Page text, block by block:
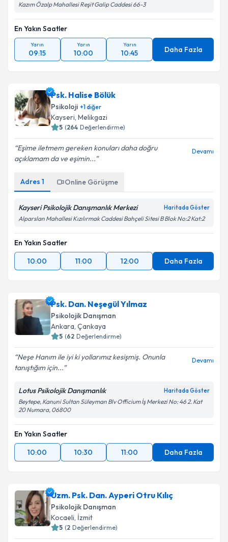
Kazım Özalp Mahallesi Reşit Galip Caddesi 66-3
En Yakın Saatler
Yarın
09:15
Yarın
10:00
Yarın
10:45 Daha Fazla
Psk. Halise Bölük
Psikoloji +1diğer
Kayseri, Melikgazi
5 (264 Değerlendirme)
Eşime iletmem gereken konuları daha doğru
açıklamam da ve eşimin...
Devamı
Adres 1 Online Görüşme
Kayseri Psikolojik Danışmanlık Merkezi Haritada Göster
Alparslan Mahallesi Kızılırmak Caddesi Bahçeli Sitesi B Blok No:2 Kat:2
En Yakın Saatler
10:00
11:00 12:00 Daha Fazla
Psk. Dan. Neşegül Yılmaz
Psikolojik Danışman
Ankara, Çankaya
5 (62 Değerlendirme)
Neşe Hanım ile iyi ki yollarımız kesişmiş. Onunla
tanıştığım için...
Devamı
Lotus Psikolojik Danışmanlık Haritada Göster
Beytepe, Kanuni Sultan Süleyman Blv Officium İş Merkezi No: 46 2. Kat
20 Numara, 06800
En Yakın Saatler
10:00
10:30 11:00 Daha Fazla
Uzm. Psk. Dan. Ayperi Otru Kılıç
Psikolojik Danışman
Kocaeli, İzmit
5 (2 Değerlendirme)